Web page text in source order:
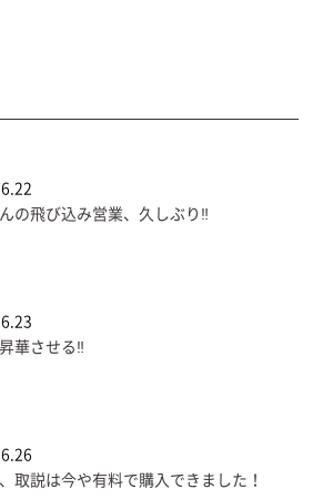
の飛び込み営業、久しぶり‼
華させる‼
取説は今や有料で購入できました！